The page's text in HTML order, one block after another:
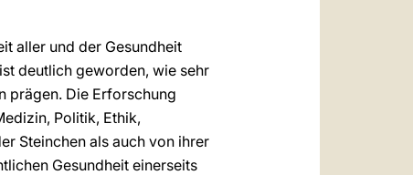
aller und der Gesundheit
deutlich geworden, wie sehr
prägen. Die Erforschung
Politik, Ethik,
Steinchen als auch von ihrer
Gesundheit einerseits